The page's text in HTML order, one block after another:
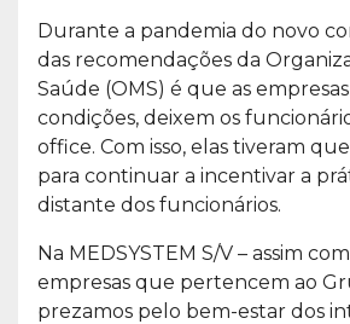
Durante a pandemia do novo
das recomendações da
Saúde (OMS) é que as
condições, deixem os
office. Com isso, elas tiveram
para continuar a incentivar a
distante dos funcionários.
Na MEDSYSTEM S/V – assim
empresas que pertencem ao
prezamos pelo bem-estar dos